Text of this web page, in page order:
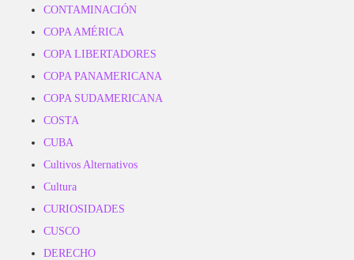
CONTAMINACIÓN
COPA AMÉRICA
COPA LIBERTADORES
COPA PANAMERICANA
COPA SUDAMERICANA
COSTA
CUBA
Cultivos Alternativos
Cultura
CURIOSIDADES
CUSCO
DERECHO